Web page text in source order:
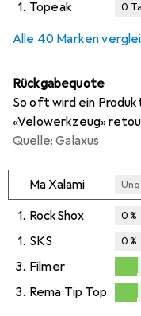
1. Topeak 0
Alle 40 Marken
Rückgabequote
So oft wird ein
«Velowerkzeug»
Quelle: Galaxus
Ma Xalami
1. RockShox 0%
1. SKS 0%
3. Filmer
0,2%
3. Rema Tip Top